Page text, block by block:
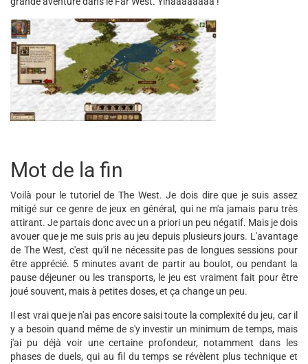
Mot de la fin
Voilà pour le tutoriel de The West. Je dois dire que je suis assez
mitigé sur ce genre de jeux en général, qui ne m'a jamais paru très
attirant. Je partais donc avec un a priori un peu négatif. Mais je dois
avouer que je me suis pris au jeu depuis plusieurs jours. L'avantage
de The West, c'est qu'il ne nécessite pas de longues sessions pour
être apprécié. 5 minutes avant de partir au boulot, ou pendant la
pause déjeuner ou les transports, le jeu est vraiment fait pour être
joué souvent, mais à petites doses, et ça change un peu.
Il est vrai que je n'ai pas encore saisi toute la complexité du jeu, car il
y a besoin quand même de s'y investir un minimum de temps, mais
j'ai pu déjà voir une certaine profondeur, notamment dans les
phases de duels, qui au fil du temps se révèlent plus technique et